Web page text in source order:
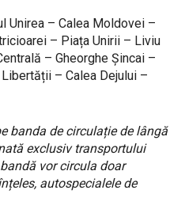
Unirea – Calea Moldovei –
– Piața Unirii – Liviu
– Gheorghe Șincai –
– Calea Dejului –
banda de circulație de lângă
exclusiv transportului
vor circula doar
autospecialele de